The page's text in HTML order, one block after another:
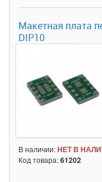
Макетная плата
DIP10
В наличии:НЕТ В
Код товара:61202